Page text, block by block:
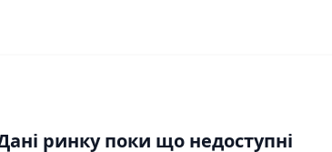
ринку поки що недоступні